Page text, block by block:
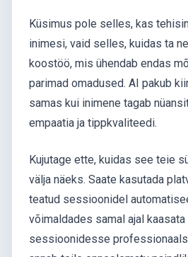
Küsimus pole selles, kas
inimesi, vaid selles, kuidas ta
koostöö, mis ühendab endas
parimad omadused. AI pakub
samas kui inimene tagab
empaatia ja tippkvaliteedi.
Kujutage ette, kuidas see teie
välja näeks. Saate kasutada
teatud sessioonidel
võimaldades samal ajal
sessioonidesse